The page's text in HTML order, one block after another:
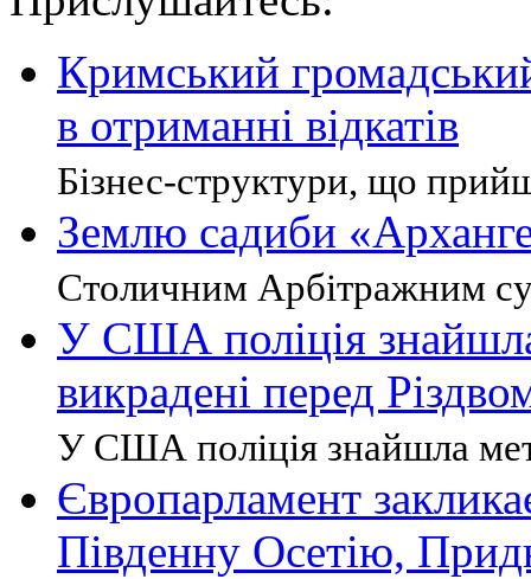
Кримський
в отриманні відкатів
Бізнес-структури, що
Землю садиби
Столичним Арбітражним
У США поліція
викрадені перед
У США поліція знайшла
Європарламент
Південну Осетію,